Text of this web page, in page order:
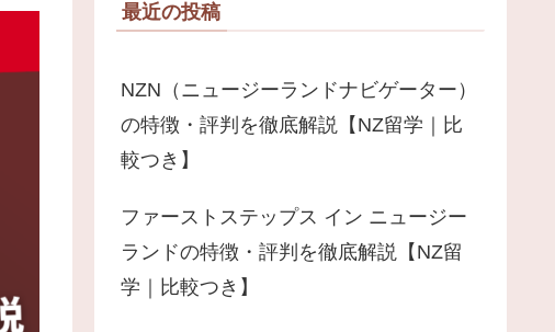
最近の投稿
NZN（ニュージーランドナビゲーター）
の特徴・評判を徹底解説【NZ留学｜比
較つき】
ファーストステップス イン ニュージー
ランドの特徴・評判を徹底解説【NZ留
学｜比較つき】